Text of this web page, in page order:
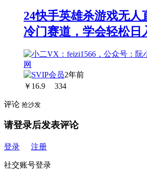
24快手英雄杀游戏无人
冷门赛道，学会轻松日
2年前
￥ 16.9 334
评论 抢沙发
请登录后发表评论
登录 注册
社交账号登录